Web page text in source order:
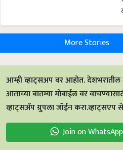
More Stories
आम्ही व्हाट्सअप वर आहोत. देशभरातील
आताच्या बातम्या मोबाईल वर
व्हाट्सअँप ग्रुपला जॉईन करा.व्हाट्सएप
Join on WhatsApp